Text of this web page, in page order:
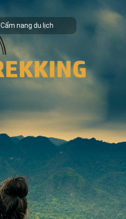
Cẩm nang du lịch